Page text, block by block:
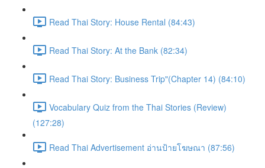
Read Thai Story: House Rental (84:43)
Read Thai Story: At the Bank (82:34)
Read Thai Story: Business Trip"(Chapter 14) (84:10)
Vocabulary Quiz from the Thai Stories (Review)
(127:28)
Read Thai Advertisement อ่านป้ายโฆษณา (87:56)